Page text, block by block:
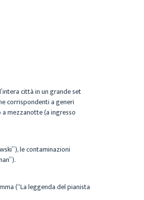
città in un grande set
corrispondenti a generi
a mezzanotte (a ingresso
le contaminazioni
(“La leggenda del pianista